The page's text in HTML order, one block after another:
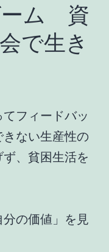
ーム 資
で生き
フィードバッ
ない生産性の
、貧困生活を
の価値」を見